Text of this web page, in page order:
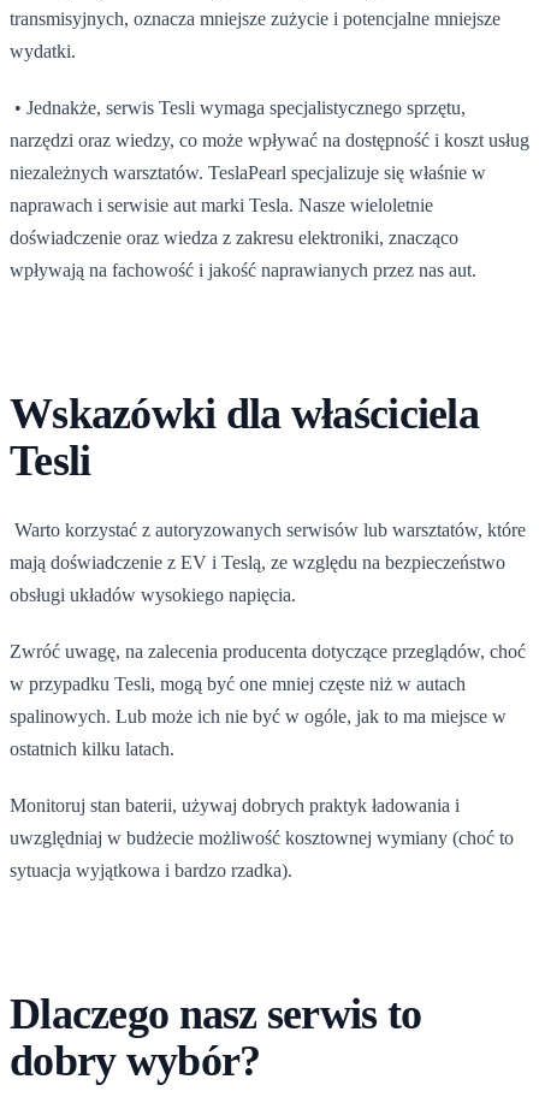
transmisyjnych, oznacza mniejsze zużycie i potencjalne mniejsze
wydatki.
• Jednakże, serwis Tesli wymaga specjalistycznego sprzętu,
narzędzi oraz wiedzy, co może wpływać na dostępność i koszt usług
niezależnych warsztatów. TeslaPearl specjalizuje się właśnie w
naprawach i serwisie aut marki Tesla. Nasze wieloletnie
doświadczenie oraz wiedza z zakresu elektroniki, znacząco
wpływają na fachowość i jakość naprawianych przez nas aut.
Wskazówki dla właściciela
Tesli
Warto korzystać z autoryzowanych serwisów lub warsztatów, które
mają doświadczenie z EV i Teslą, ze względu na bezpieczeństwo
obsługi układów wysokiego napięcia.
Zwróć uwagę, na zalecenia producenta dotyczące przeglądów, choć
w przypadku Tesli, mogą być one mniej częste niż w autach
spalinowych. Lub może ich nie być w ogóle, jak to ma miejsce w
ostatnich kilku latach.
Monitoruj stan baterii, używaj dobrych praktyk ładowania i
uwzględniaj w budżecie możliwość kosztownej wymiany (choć to
sytuacja wyjątkowa i bardzo rzadka).
Dlaczego nasz serwis to
dobry wybór?